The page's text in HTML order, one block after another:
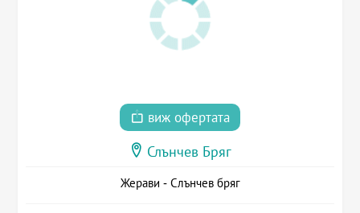
виж офертата
Слънчев Бряг
Жерави - Слънчев бряг